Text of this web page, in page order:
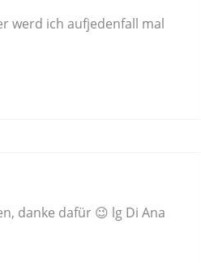
werd ich aufjedenfall mal
danke dafür 😉 lg Di Ana